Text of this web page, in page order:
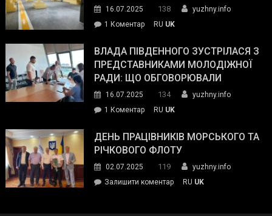
спільний
окупанти.
Маємо
діяти
команда
пожежу
у
16.07.2025 138
yuzhny.info
1 Коментардо
Південного
провів
інспекцію
укриття
RU UK
ВЛАДА ПІВДЕННОГО ЗУСТРІЛАСЯ З
ПРЕДСТАВНИКАМИ МОЛОДІЖНОЇ
РАДИ: ЩО ОБГОВОРЮВАЛИ
16.07.2025 134
yuzhny.info
1 Коментардо
Південного
зустрілася
представниками
молодіжної
RU UK
ДЕНЬ ПРАЦІВНИКІВ МОРСЬКОГО ТА
РІЧКОВОГО ФЛОТУ
02.07.2025 119
yuzhny.info
Залишити коментарon
RU UK